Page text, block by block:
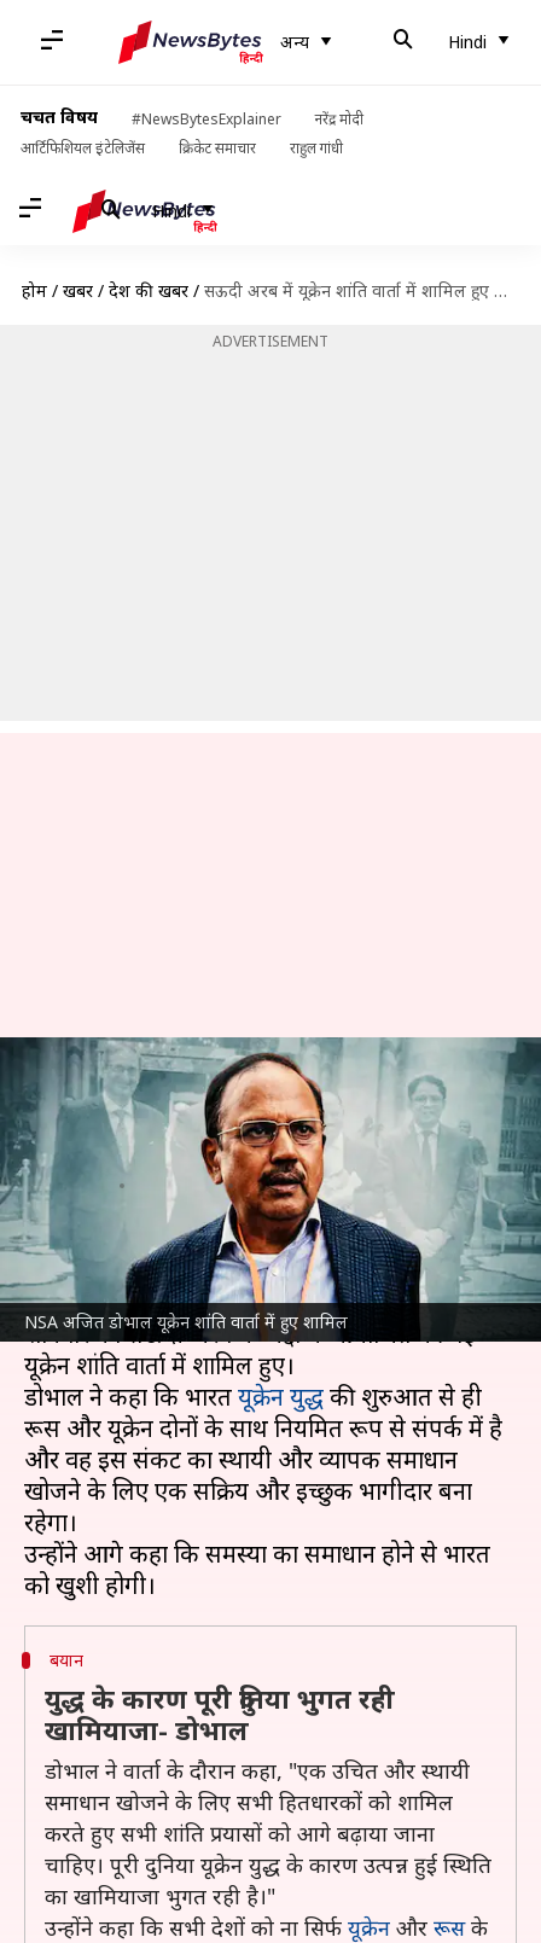
अन्य Hindi
चर्चित विषय #NewsBytesExplainer
नरेंद्र मोदी
आर्टिफिशियल इंटेलिजेंस
क्रिकेट समाचार राहुल गांधी
Hindi
होम / खबरें / देश की खबरें / सऊदी अरब में यूक्रेन शांति वार्ता में शामिल हुए NSA अजित डोभाल, जानें क्या कहा
ADVERTISEMENT
NSA अजित डोभाल यूक्रेन शांति वार्ता में हुए शामिल
सऊदी अरब में यूक्रेन शांति वार्ता में
शामिल हुए NSA अजित डोभाल,
जानें क्या कहा
लेखन Aug 06, 2023 12:54 pm
क्या है खबर?
भारत के राष्ट्रीय सुरक्षा सलाहकार (NSA)अजित डोभाल
शनिवार को सऊदी अरब के जेद्दा में आयोजित की गई
यूक्रेन शांति वार्ता में शामिल हुए।
डोभाल ने कहा कि भारतयूक्रेन युद्धकी शुरुआत से ही
रूस और यूक्रेन दोनों के साथ नियमित रूप से संपर्क में है
और वह इस संकट का स्थायी और व्यापक समाधान
खोजने के लिए एक सक्रिय और इच्छुक भागीदार बना
रहेगा।
उन्होंने आगे कहा कि समस्या का समाधान होने से भारत
बयान
युद्ध के कारण पूरी दुनिया भुगत रही
खामियाजा- डोभाल
डोभाल ने वार्ता के दौरान कहा, "एक उचित और स्थायी
समाधान खोजने के लिए सभी हितधारकों को शामिल
करते हुए सभी शांति प्रयासों को आगे बढ़ाया जाना
चाहिए। पूरी दुनिया यूक्रेन युद्ध के कारण उत्पन्न हुई स्थिति
का खामियाजा भुगत रही है।"
उन्होंने कहा कि सभी देशों को ना सिर्फ यूक्रेन और रूसके